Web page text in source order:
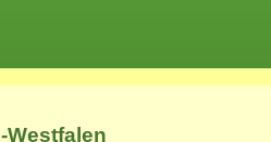
Westfalen